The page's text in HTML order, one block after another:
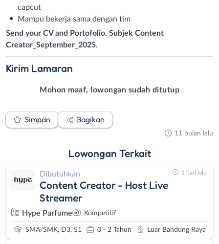
capcut
Mampu bekerja sama dengan tim
Send your CV and Portofolio. Subjek Content
Creator_September_2025.
Kirim Lamaran
Mohon maaf, lowongan sudah ditutup
Simpan Bagikan
11 bulan lalu
Lowongan Terkait
Dibutuhkan
Content Creator - Host Live
Streamer
Hype Parfume Kompetitif
SMA/SMK, D3, S1 0 - 2 Tahun Luar Bandung Raya
1 hari lalu